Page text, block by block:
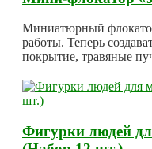
Миниатюрный
работы. Теперь
покрытие, травяные
Фигурки людей